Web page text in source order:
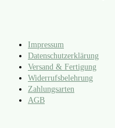
Impressum
Datenschutzerklärung
Versand & Fertigung
Widerrufsbelehrung
Zahlungsarten
AGB